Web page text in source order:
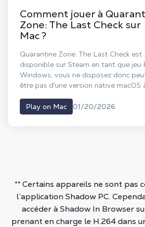
Comment jouer à
Zone: The Last Check sur
Mac ?
Quarantine Zone: The Last Check est
disponible sur Steam en tant que jeu
Windows, vous ne disposez donc
être pas d'une version native macOS
PC, vous pouvez jouer à Quarantine
The Last Check sur Mac en diffusant en
sera sauvé et qui deviendra la
demain.
Play on Mac 01/20/2026
** Certains appareils ne sont pas
l’application Shadow PC.
accéder à Shadow In Browser
prenant en charge le H.264 dans